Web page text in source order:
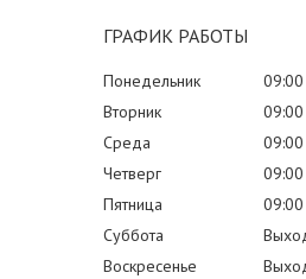
ГРАФИК РАБОТЫ
Понедельник 09:00
Вторник
09:00
Среда
09:00
Четверг
09:00
Пятница
09:00
Суббота
Воскресенье